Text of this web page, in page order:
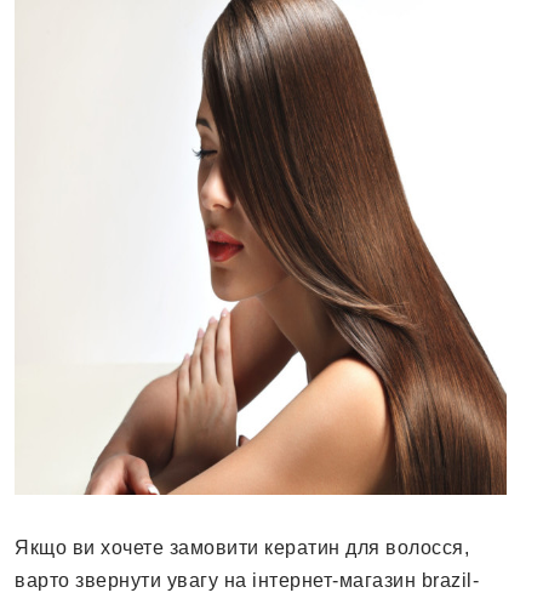
Якщо ви хочете замовити кератин для волосся,
варто звернути увагу на інтернет-магазин brazil-